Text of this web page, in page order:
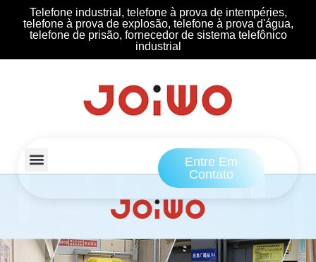
Telefone industrial, telefone à prova de intempéries,
telefone à prova de explosão, telefone à prova d'água,
telefone de prisão, fornecedor de sistema telefônico
industrial
Entre Em
Contato